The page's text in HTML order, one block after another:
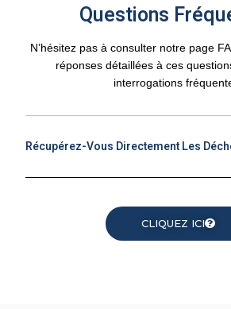
Questions
N’hésitez pas à consulter notre page
réponses détaillées à ces
interrogations
Récupérez-Vous Directement Les
CLIQUEZ ICI